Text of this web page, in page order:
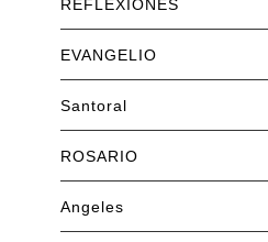
REFLEXIONES
EVANGELIO
Santoral
ROSARIO
Angeles